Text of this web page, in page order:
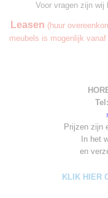
Voor vragen zijn wij
Leasen (huur
meubels is mogenlijk
Prijzen zijn
In het
en
KLIK HIER